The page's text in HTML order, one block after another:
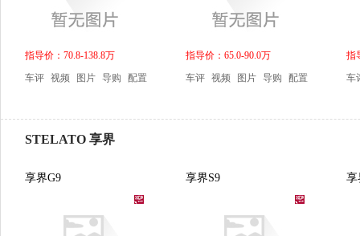
指导价：70.8-138.8万
车评 视频 图片 导购 配置
指导价：65.0-90.0万
车评 视频 图片 导购 配置
指
车
STELATO 享界
享界G9 享界S9 享